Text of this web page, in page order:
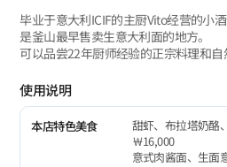
毕业于意大利ICIF的主厨Vito经营的小酒
是釜山最早售卖生意大利面的地方。
可以品尝22年厨师经验的正宗料理和自
使用说明
本店特色美食
甜虾、布拉塔奶酪
￦16,000
意式肉酱面、生面